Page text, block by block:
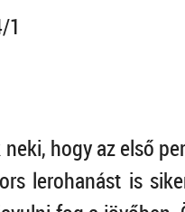
1
hogy az első
lerohanást is